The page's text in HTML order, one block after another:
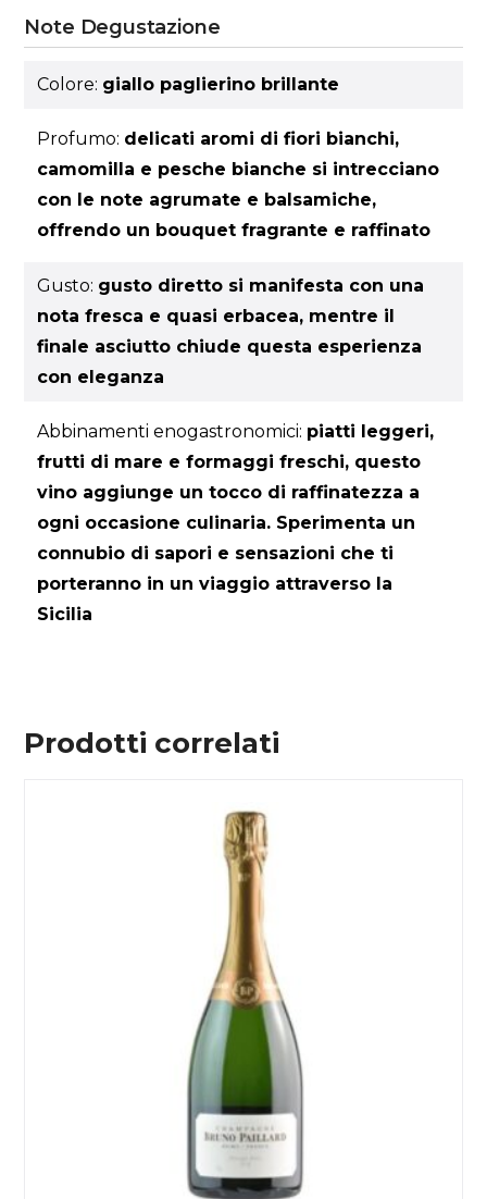
Note Degustazione
Colore: giallo paglierino brillante
Profumo: delicati aromi di fiori bianchi,
camomilla e pesche bianche si intrecciano
con le note agrumate e balsamiche,
offrendo un bouquet fragrante e raffinato
Gusto: gusto diretto si manifesta con una
nota fresca e quasi erbacea, mentre il
finale asciutto chiude questa esperienza
con eleganza
Abbinamenti enogastronomici: piatti leggeri,
frutti di mare e formaggi freschi, questo
vino aggiunge un tocco di raffinatezza a
ogni occasione culinaria. Sperimenta un
connubio di sapori e sensazioni che ti
porteranno in un viaggio attraverso la
Sicilia
Prodotti correlati